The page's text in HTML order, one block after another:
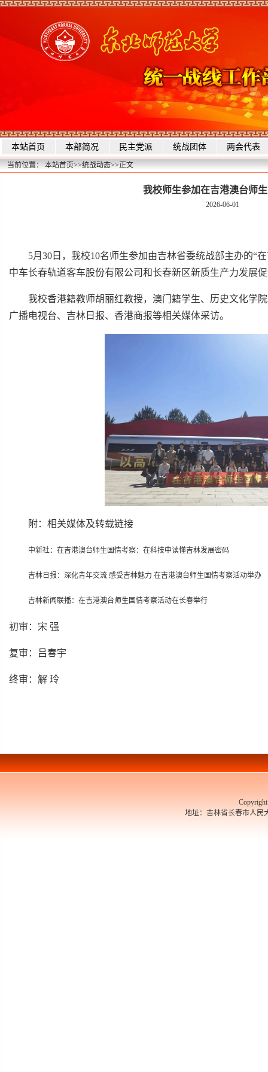
本站首页 本部简况 民主党派 统战团体 两会代表
当前位置：本站首页>>统战动态>>正文
我校师生参加在吉港澳台师
2026-06-01
5月30日，我校10名师生参加由吉林省委统战部主办的“
中车长春轨道客车股份有限公司和长春新区新质生产力发展
我校香港籍教师胡丽红教授，澳门籍学生、历史文化学
广播电视台、吉林日报、香港商报等相关媒体采访。
附：相关媒体及转载链接
中新社：在吉港澳台师生国情考察：在科技中读懂吉林发展密码
吉林日报：深化青年交流 感受吉林魅力 在吉港澳台师生国情考察活动举办
吉林新闻联播：在吉港澳台师生国情考察活动在长春举行
初审：宋 强
复审：吕春宇
终审：解 玲
Copyright 东
地址：吉林省长春市人民